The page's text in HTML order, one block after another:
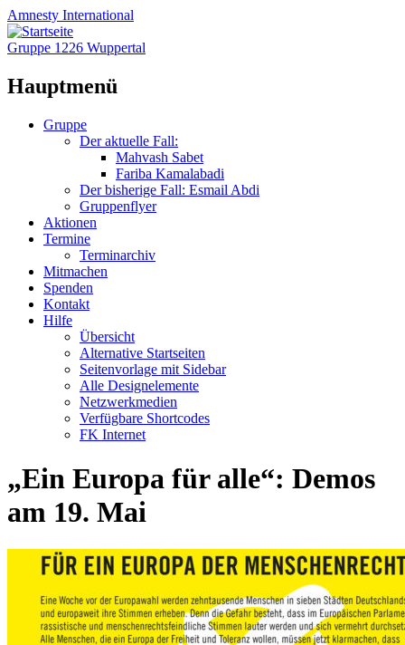
Amnesty International
Gruppe 1226 Wuppertal
Hauptmenü
Zum
Gruppe
Der aktuelle Fall:
Mahvash Sabet
Fariba Kamalabadi
Der bisherige Fall: Esmail Abdi
Gruppenflyer
Aktionen
Termine
Terminarchiv
Mitmachen
Spenden
Kontakt
Hilfe
Übersicht
Alternative Startseiten
Seitenvorlage mit Sidebar
Alle Designelemente
Netzwerkmedien
Verfügbare Shortcodes
FK Internet
„Ein Europa für alle“: Demos
am 19. Mai